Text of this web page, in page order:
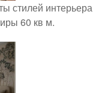
стилей интерьера
60 кв м.